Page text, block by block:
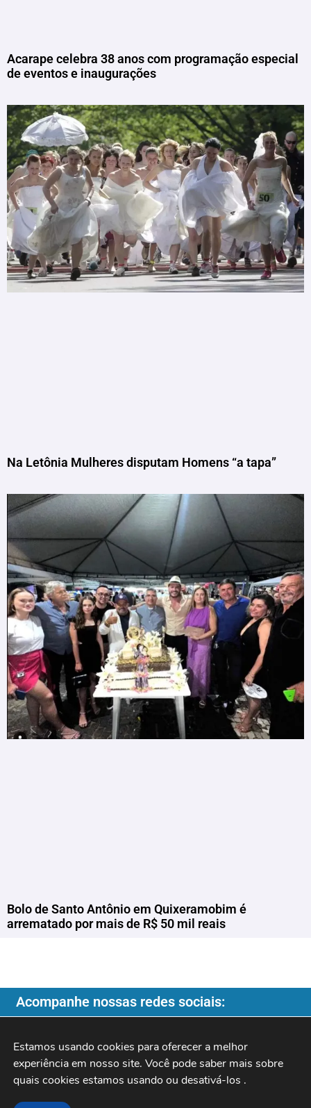
Acarape celebra 38 anos com programação especial
de eventos e inaugurações
Na Letônia Mulheres disputam Homens “a tapa”
Bolo de Santo Antônio em Quixeramobim é
arrematado por mais de R$ 50 mil reais
Acompanhe nossas redes sociais:
Copyright ©️ 2026| Programa do Rochinha |
Estamos usando cookies para oferecer a melhor
experiência em nosso site. Você pode saber mais sobre
quais cookies estamos usando ou desativá-los .